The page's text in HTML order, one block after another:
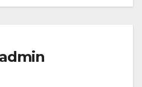
admin